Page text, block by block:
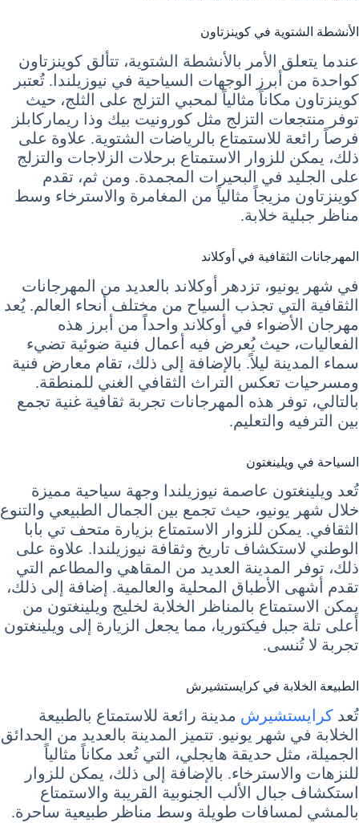
الأنشطة الشتوية في كوينزتاون
عندما يتعلق الأمر بالأنشطة الشتوية، تتألق كوينزتاون
كواحدة من أبرز الوجهات السياحية في نيوزيلندا. تُعتبر
كوينزتاون مكاناً مثالياً لمحبي التزلج على الثلج، حيث
توفر منتجعات التزلج مثل كورونيت بيك وذا ريماركابلز
فرصاً رائعة للاستمتاع بالرياضات الشتوية. علاوة على
ذلك، يمكن للزوار الاستمتاع برحلات الزلاجات والتزلج
على الجليد في البحيرات المجمدة. ومن ثم، تقدم
كوينزتاون مزيجاً مثالياً من المغامرة والاسترخاء وسط
مناظر جبلية خلابة.
المهرجانات الثقافية في أوكلاند
في شهر يونيو، تزدهر أوكلاند بالعديد من المهرجانات
الثقافية التي تجذب السياح من مختلف أنحاء العالم. يُعد
مهرجان الأضواء في أوكلاند واحداً من أبرز هذه
الفعاليات، حيث يُعرض فيه أعمال فنية ضوئية تضيء
سماء المدينة ليلاً. بالإضافة إلى ذلك، تقام معارض فنية
ومسرحيات تعكس التراث الثقافي الغني للمنطقة.
بالتالي، توفر هذه المهرجانات تجربة ثقافية غنية تجمع
بين الترفيه والتعليم.
السياحة في ويلينغتون
تُعد ويلينغتون عاصمة نيوزيلندا وجهة سياحية مميزة
خلال شهر يونيو، حيث تجمع بين الجمال الطبيعي والتنوع
الثقافي. يمكن للزوار الاستمتاع بزيارة متحف تي بابا
الوطني لاستكشاف تاريخ وثقافة نيوزيلندا. علاوة على
ذلك، توفر المدينة العديد من المقاهي والمطاعم التي
تقدم أشهى الأطباق المحلية والعالمية. إضافة إلى ذلك،
يمكن الاستمتاع بالمناظر الخلابة لخليج ويلينغتون من
أعلى تلة جبل فيكتوريا، مما يجعل الزيارة إلى ويلينغتون
تجربة لا تُنسى.
الطبيعة الخلابة في كرايستشيرش
تُعد كرايستشيرش مدينة رائعة للاستمتاع بالطبيعة
الخلابة في شهر يونيو. تتميز المدينة بالعديد من الحدائق
الجميلة، مثل حديقة هايجلي، التي تُعد مكاناً مثالياً
للنزهات والاسترخاء. بالإضافة إلى ذلك، يمكن للزوار
استكشاف جبال الألب الجنوبية القريبة والاستمتاع
بالمشي لمسافات طويلة وسط مناظر طبيعية ساحرة.